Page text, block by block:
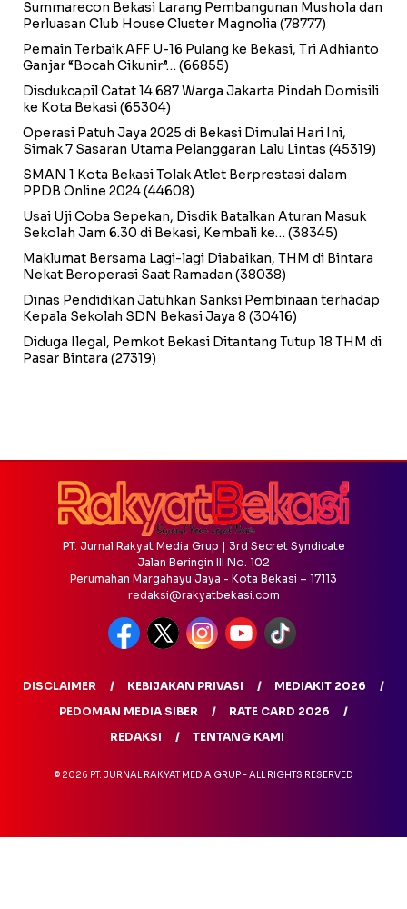
Summarecon Bekasi Larang Pembangunan Mushola dan
Perluasan Club House Cluster Magnolia (78777)
Pemain Terbaik AFF U-16 Pulang ke Bekasi, Tri Adhianto
Ganjar “Bocah Cikunir”… (66855)
Disdukcapil Catat 14.687 Warga Jakarta Pindah Domisili
ke Kota Bekasi(65304)
Operasi Patuh Jaya 2025 di Bekasi Dimulai Hari Ini,
Simak 7 Sasaran Utama Pelanggaran Lalu Lintas (45319)
SMAN 1 Kota Bekasi Tolak Atlet Berprestasi dalam
PPDB Online 2024(44608)
Usai Uji Coba Sepekan, Disdik Batalkan Aturan Masuk
Sekolah Jam 6.30 di Bekasi, Kembali ke… (38345)
Maklumat Bersama Lagi-lagi Diabaikan, THM di Bintara
Nekat Beroperasi Saat Ramadan (38038)
Dinas Pendidikan Jatuhkan Sanksi Pembinaan terhadap
Kepala Sekolah SDN Bekasi Jaya 8 (30416)
Diduga Ilegal, Pemkot Bekasi Ditantang Tutup 18 THM di
Pasar Bintara (27319)
PT. Jurnal Rakyat Media Grup | 3rd Secret Syndicate
Jalan Beringin III No. 102
Perumahan Margahayu Jaya - Kota Bekasi – 17113
redaksi@rakyatbekasi.com
DISCLAIMER KEBIJAKAN PRIVASI
MEDIAKIT 2026
PEDOMAN MEDIA SIBER
RATE CARD 2026
REDAKSI
TENTANG KAMI
© 2026 PT. JURNAL RAKYAT MEDIA GRUP - ALL RIGHTS RESERVED